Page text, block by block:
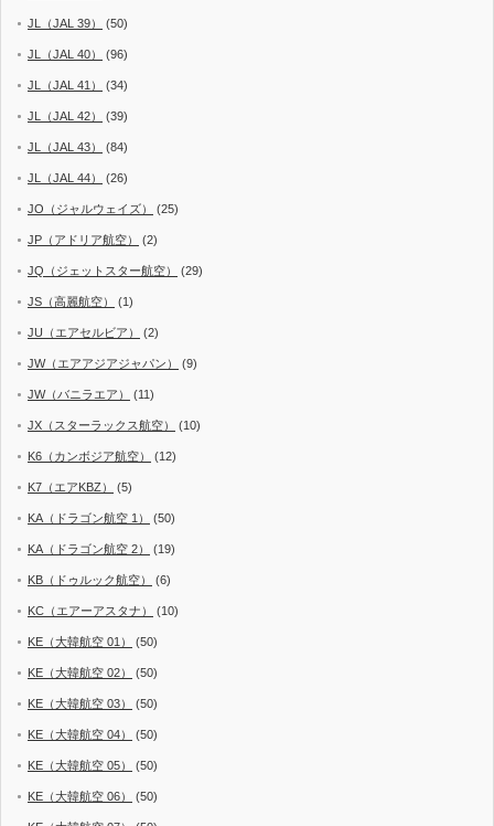
JL（JAL 39） (50)
JL（JAL 40） (96)
JL（JAL 41） (34)
JL（JAL 42） (39)
JL（JAL 43） (84)
JL（JAL 44） (26)
JO（ジャルウェイズ） (25)
JP（アドリア航空） (2)
JQ（ジェットスター航空） (29)
JS（高麗航空） (1)
JU（エアセルビア） (2)
JW（エアアジアジャパン） (9)
JW（バニラエア） (11)
JX（スターラックス航空） (10)
K6（カンボジア航空） (12)
K7（エアKBZ） (5)
KA（ドラゴン航空 1） (50)
KA（ドラゴン航空 2） (19)
KB（ドゥルック航空） (6)
KC（エアーアスタナ） (10)
KE（大韓航空 01） (50)
KE（大韓航空 02） (50)
KE（大韓航空 03） (50)
KE（大韓航空 04） (50)
KE（大韓航空 05） (50)
KE（大韓航空 06） (50)